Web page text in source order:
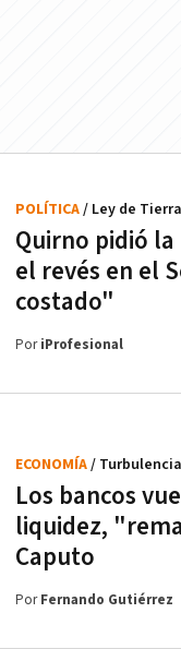
Quirno pidió
el revés en el
costado"
POLÍTICA/ Ley de
PoriProfesional
Los bancos
liquidez,
Caputo
ECONOMÍA/
PorFernando Gutiérrez